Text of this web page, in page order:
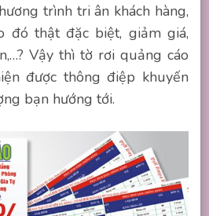
trình tri ân khách hàng,
đó thật đặc biệt, giảm giá,
Vậy thì tờ rơi quảng cáo
được thông điệp khuyến
bạn hướng tới.